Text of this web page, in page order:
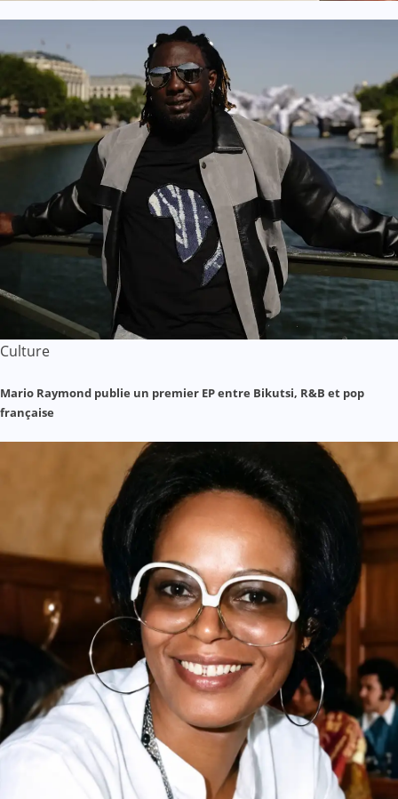
Culture
Mario Raymond publie un premier EP entre Bikutsi, R&B et pop
française